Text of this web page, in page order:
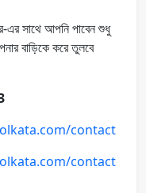
সাথে আপনি পাবেন শুধু
বাড়িকে করে তুলবে
contact
contact